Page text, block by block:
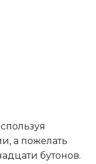
а пожелать
бутонов.